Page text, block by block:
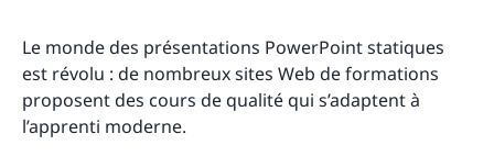
Le monde des présentations PowerPoint statiques
est révolu : de nombreux sites Web de formations
proposent des cours de qualité qui s’adaptent à
l’apprenti moderne.